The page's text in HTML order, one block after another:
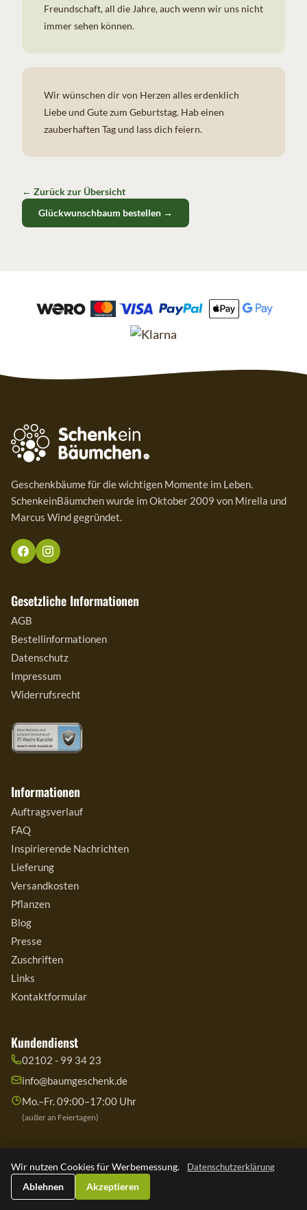
Wir nutzen Cookies für Werbemessung.
Datenschutzerklärung
Ablehnen
Akzeptieren
Freundschaft, all die Jahre, auch wenn wir uns nicht
immer sehen können.
Wir wünschen dir von Herzen alles erdenklich
Liebe und Gute zum Geburtstag. Hab einen
zauberhaften Tag und lass dich feiern.
← Zurück zur Übersicht
Glückwunschbaum bestellen →
Geschenkbäume für die wichtigen Momente im Leben.
SchenkeinBäumchen wurde im Oktober 2009 von Mirella und
Marcus Wind gegründet.
Gesetzliche Informationen
AGB
Bestellinformationen
Datenschutz
Impressum
Widerrufsrecht
Informationen
Auftragsverlauf
FAQ
Inspirierende Nachrichten
Lieferung
Versandkosten
Pflanzen
Blog
Presse
Zuschriften
Links
Kontaktformular
Kundendienst
02102 - 99 34 23
info@baumgeschenk.de
Mo.–Fr. 09:00–17:00 Uhr
(außer an Feiertagen)
© 2026 Copyright Baumgeschenk.de – Schenk ein Bäumchen